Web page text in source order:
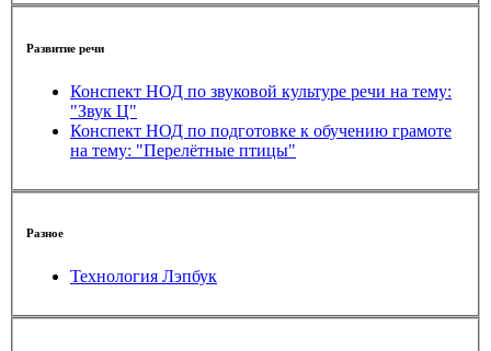
Развитие речи
Конспект НОД по звуковой культуре речи на тему:
"Звук Ц"
Конспект НОД по подготовке к обучению грамоте
на тему: "Перелётные птицы"
Разное
Технология Лэпбук